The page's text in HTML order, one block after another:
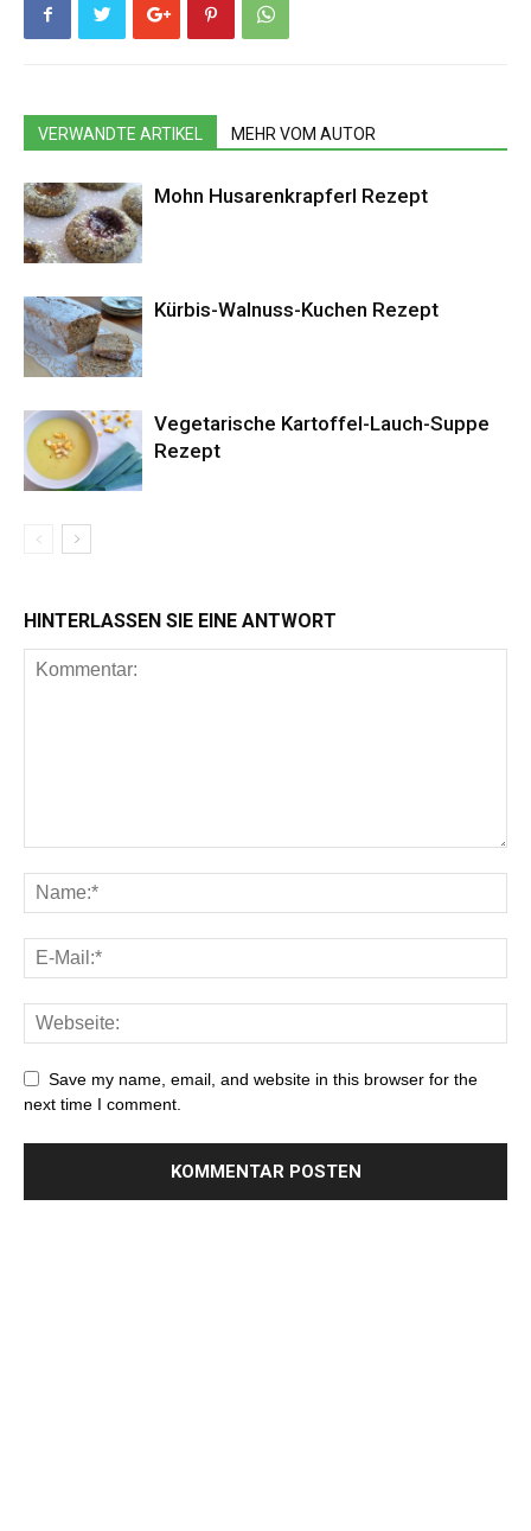
VERWANDTE ARTIKEL MEHR VOM AUTOR
Mohn Husarenkrapferl Rezept
Kürbis-Walnuss-Kuchen Rezept
Vegetarische Kartoffel-Lauch-Suppe
Rezept
HINTERLASSEN SIE EINE ANTWORT
Save my name, email, and website in this browser for the
next time I comment.